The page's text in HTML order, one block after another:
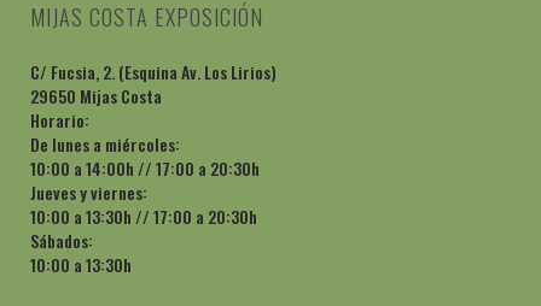
MIJAS COSTA EXPOSICIÓN
C/ Fucsia, 2. (Esquina Av. Los Lirios)
29650 Mijas Costa
Horario:
De lunes a miércoles:
10:00 a 14:00h // 17:00 a 20:30h
Jueves y viernes:
10:00 a 13:30h // 17:00 a 20:30h
Sábados:
10:00 a 13:30h